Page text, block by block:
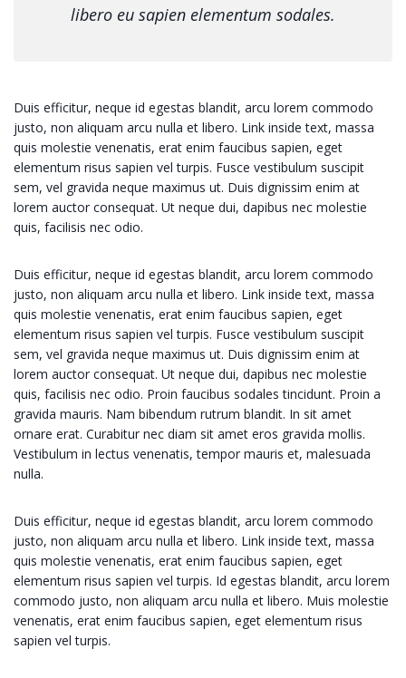
libero eu sapien elementum sodales.
Duis efficitur, neque id egestas blandit, arcu lorem commodo
justo, non aliquam arcu nulla et libero. Link inside text, massa
quis molestie venenatis, erat enim faucibus sapien, eget
elementum risus sapien vel turpis. Fusce vestibulum suscipit
sem, vel gravida neque maximus ut. Duis dignissim enim at
lorem auctor consequat. Ut neque dui, dapibus nec molestie
quis, facilisis nec odio.
Duis efficitur, neque id egestas blandit, arcu lorem commodo
justo, non aliquam arcu nulla et libero. Link inside text, massa
quis molestie venenatis, erat enim faucibus sapien, eget
elementum risus sapien vel turpis. Fusce vestibulum suscipit
sem, vel gravida neque maximus ut. Duis dignissim enim at
lorem auctor consequat. Ut neque dui, dapibus nec molestie
quis, facilisis nec odio. Proin faucibus sodales tincidunt. Proin a
gravida mauris. Nam bibendum rutrum blandit. In sit amet
ornare erat. Curabitur nec diam sit amet eros gravida mollis.
Vestibulum in lectus venenatis, tempor mauris et, malesuada
nulla.
Duis efficitur, neque id egestas blandit, arcu lorem commodo
justo, non aliquam arcu nulla et libero. Link inside text, massa
quis molestie venenatis, erat enim faucibus sapien, eget
elementum risus sapien vel turpis. Id egestas blandit, arcu lorem
commodo justo, non aliquam arcu nulla et libero. Muis molestie
venenatis, erat enim faucibus sapien, eget elementum risus
sapien vel turpis.